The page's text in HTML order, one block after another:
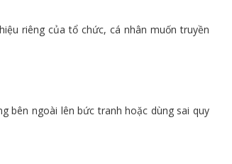
riêng của tổ chức, cá nhân muốn truyền
bên ngoài lên bức tranh hoặc dùng sai quy